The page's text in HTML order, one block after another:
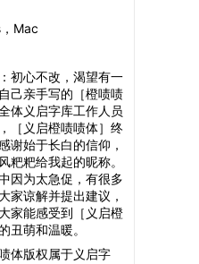
Mac
初心不改，渴望有一
己亲手写的［橙啧啧
体义启字库工作人员
［义启橙啧啧体］终
谢始于长白的信仰，
粑粑给我起的昵称。
因为太急促，有很多
家谅解并提出建议，
家能感受到［义启橙
丑萌和温暖。
体版权属于义启字